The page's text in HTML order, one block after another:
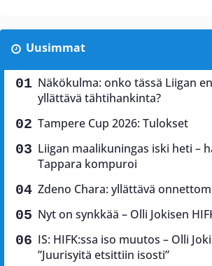
Uusimmat
Näkökulma: onko tässä Liigan
yllättävä tähtihankinta?
Tampere Cup 2026: Tulokset
Liigan maalikuningas iski heti –
Tappara kompuroi
Zdeno Chara: yllättävä
Nyt on synkkää – Olli Jokisen
IS: HIFK:ssa iso muutos – Olli
”Juurisyitä etsittiin isosti”